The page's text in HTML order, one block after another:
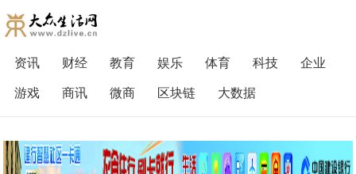
资讯 财经 教育 娱乐 体育 科技
企业
游戏
商讯 微商 区块链 大数据